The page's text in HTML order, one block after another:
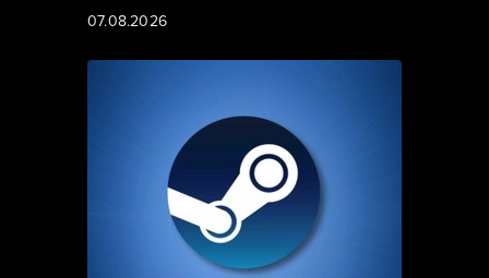
07.08.2026